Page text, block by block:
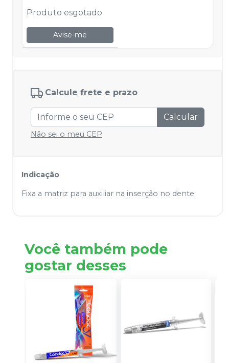
Produto esgotado
Avise-me
Calcule frete e prazo
Calcular
Não sei o meu CEP
Indicação
Fixa a matriz para auxiliar na inserção no dente
Você também pode
gostar desses